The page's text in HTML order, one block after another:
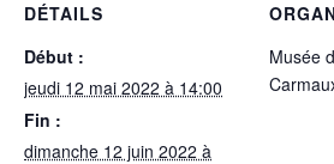
DÉTAILS
Début :
jeudi 12 mai 2022 à 14:00
Fin :
dimanche 12 juin 2022 à
Musée